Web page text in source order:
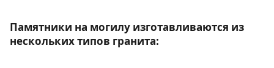
Памятники на могилу изготавливаются из
нескольких типов гранита: